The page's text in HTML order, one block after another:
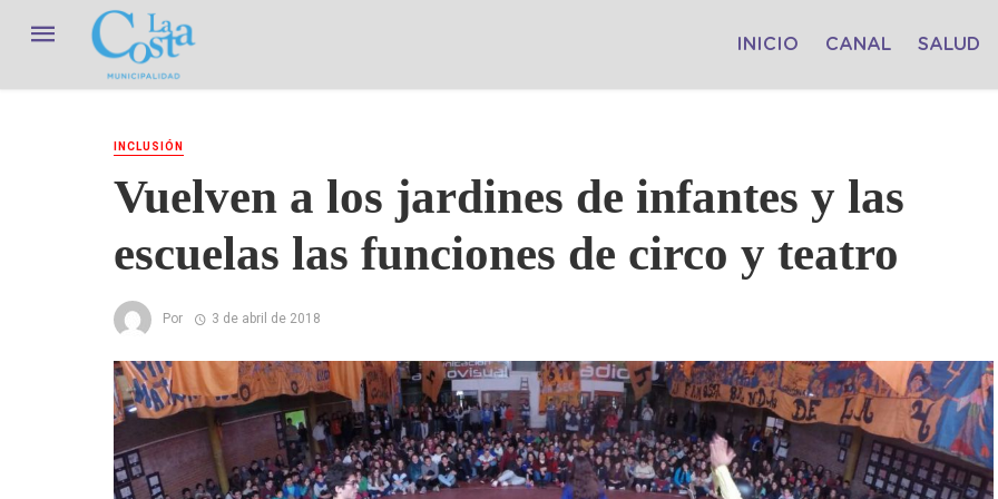
INICIO CANAL SALUD
INCLUSIÓN
Vuelven a los jardines de infantes y las
escuelas las funciones de circo y teatro
Por 3 de abril de 2018